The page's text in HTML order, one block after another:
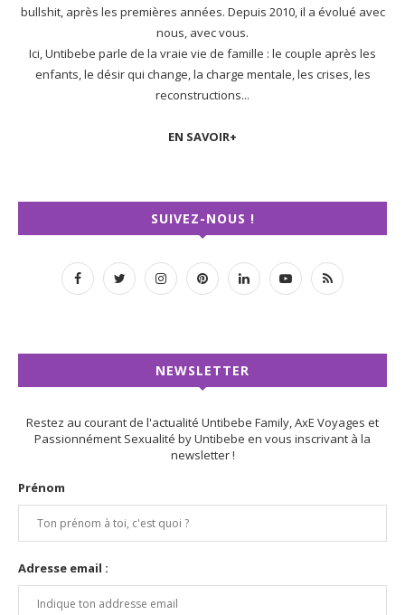
bullshit, après les premières années. Depuis 2010, il a évolué avec
nous, avec vous.
Ici, Untibebe parle de la vraie vie de famille : le couple après les
enfants, le désir qui change, la charge mentale, les crises, les
reconstructions...
EN SAVOIR+
SUIVEZ-NOUS !
NEWSLETTER
Restez au courant de l'actualité Untibebe Family, AxE Voyages et
Passionnément Sexualité by Untibebe en vous inscrivant à la
newsletter !
Prénom
Adresse email :